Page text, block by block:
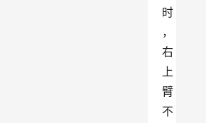
时
，
右
上
臂
不